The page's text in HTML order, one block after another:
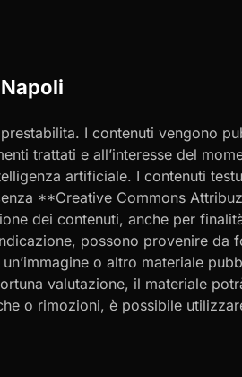
I contenuti vengono
trattati e all’interesse del
artificiale. I contenuti
**Creative Commons
dei contenuti, anche per
possono provenire da
o altro materiale
valutazione, il materiale
o rimozioni, è possibile